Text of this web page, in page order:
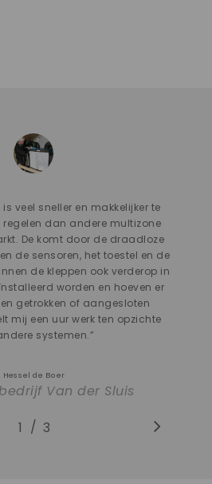
is veel sneller en makkelijker te
regelen dan andere multizone
De komt door de draadloze
de sensoren, het toestel en de
de kleppen ook verderop in
worden en hoeven er
getrokken of aangesloten
mij een uur werk ten opzichte
systemen.”
Hessel de Boer
Van der Sluis
1
2 3
/ 3